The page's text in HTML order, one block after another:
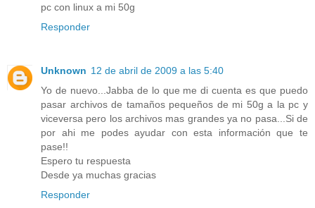
pc con linux a mi 50g
Responder
Unknown 12 de abril de 2009 a las 5:40
Yo de nuevo...Jabba de lo que me di cuenta es que puedo
pasar archivos de tamaños pequeños de mi 50g a la pc y
viceversa pero los archivos mas grandes ya no pasa...Si de
por ahi me podes ayudar con esta información que te
pase!!
Espero tu respuesta
Desde ya muchas gracias
Responder